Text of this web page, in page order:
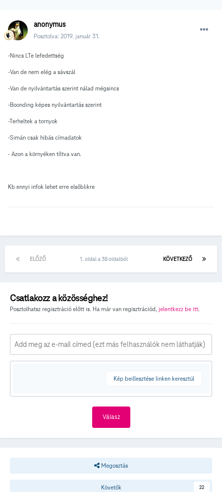
anonymus
Posztolva: 2019. január 31.
-Nincs LTe lefedettség
-Van de nem elég a sávszál
-Van de nyilvántartás szerint nálad mégsincs
-Boonding képes nyilvántartás szerint
-Terheltek a tornyok
-Simán csak hibás címadatok
- Azon a környéken tíltva van.
Kb ennyi infok lehet erre elsőblikre
ELŐZŐ KÖVETKEZŐ
1. oldal a 38 oldalból
Csatlakozz a közösséghez!
Posztolhatsz regisztráció előtt is. Ha már van regisztrációd, jelentkezz be itt.
Kép beillesztése linken keresztül
Válasz
Megosztás
Követők 22